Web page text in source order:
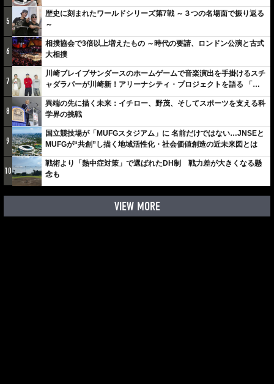
5
歴史に刻まれたワールドシリーズ第7戦 ～３つの名場面で振り返る
～
6
相撲協会で3倍以上増えたもの ～時代の要請、ロンドン公演と古式
大相撲
7
川崎ブレイブサンダースのホームゲームで音楽演出を手掛けるスチ
ャダラパーが川崎新！アリーナシティ・プロジェクトを語る 「楽
しみでしかないでしょ。川崎は、ずっと成長曲線だから」
8
異端の先に描く未来：イチロー、野茂、そしてスポーツを支える科
学界の挑戦
9
国立競技場が「MUFGスタジアム」に 名前だけではない…JNSEと
MUFGが“共創”し描く地域活性化・社会価値創造の近未来図とは
10
戦術より「熱中症対策」で選ばれたDH制 戦力差が大きくなる懸
念も
VIEW MORE